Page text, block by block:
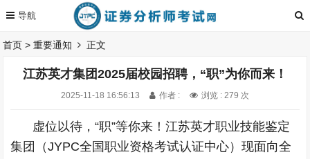
首页 >重要通知 正文
江苏英才集团2025届校园招聘，“职”为你而来！
2025-11-18 16:56:13 作者 : 浏览 : 279 次
虚位以待，“职”等你来！江苏英才职业技能鉴定
集团（JYPC全国职业资格考试认证中心）现面向全